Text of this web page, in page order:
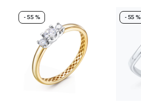
- 55 % - 55 %